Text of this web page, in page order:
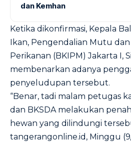
dan Kemhan
Ketika dikonfirmasi, Kepala
Ikan, Pengendalian Mutu dan
Perikanan (BKIPM) Jakarta I,
membenarkan adanya
penyeludupan tersebut.
“Benar, tadi malam petugas
dan BKSDA melakukan
hewan yang dilindungi
tangerangonline.id, Minggu